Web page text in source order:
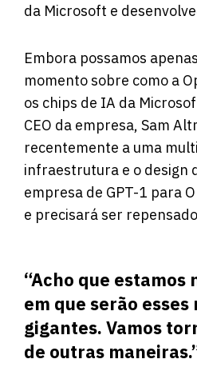
da Microsoft e
Embora possamos
momento sobre como a
os chips de IA da
CEO da empresa, Sam
recentemente a uma
infraestrutura e o design
empresa de GPT-1 para
e precisará ser
“Acho que estamos
em que serão esses
gigantes. Vamos
de outras